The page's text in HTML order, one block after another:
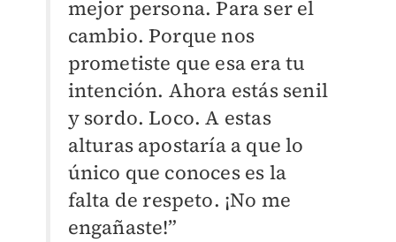
mejor persona. Para ser el
cambio. Porque nos
prometiste que esa era tu
intención. Ahora estás senil
y sordo. Loco. A estas
alturas apostaría a que lo
único que conoces es la
falta de respeto. ¡No me
engañaste!”